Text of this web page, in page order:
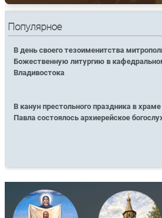
Популярное
В день своего тезоименитства
Божественную литургию в
Владивостока
В канун престольного праздника в
Павла состоялось архиерейское